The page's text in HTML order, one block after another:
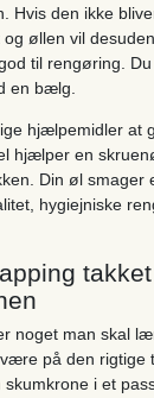
Hvis den ikke
øllen vil
til rengøring.
en bælg.
hjælpemidler at
hjælper en
Din øl smager
hygiejniske
noget man skal
på den rigtige
i et